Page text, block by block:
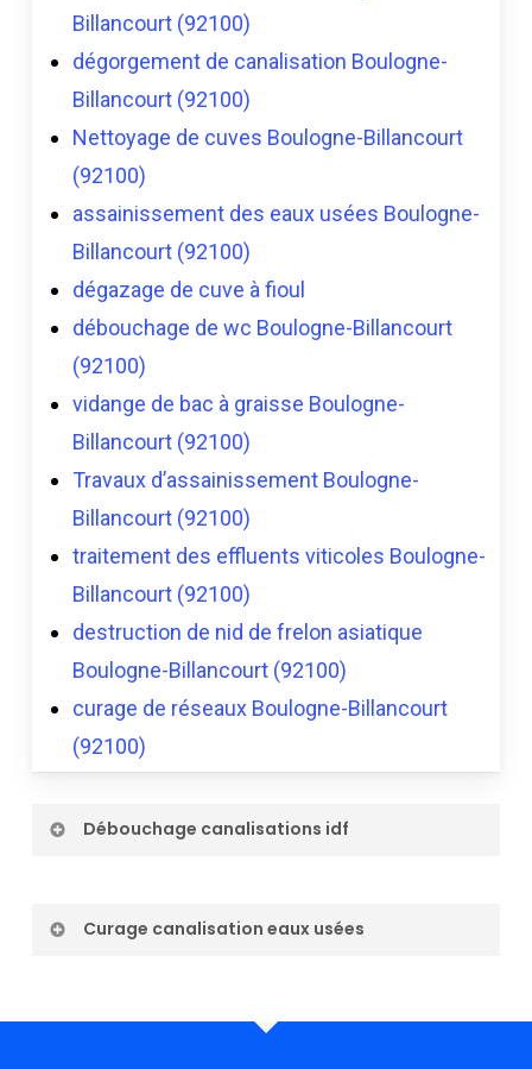
Billancourt (92100)
dégorgement de canalisation Boulogne-
Billancourt (92100)
Nettoyage de cuves Boulogne-Billancourt
(92100)
assainissement des eaux usées Boulogne-
Billancourt (92100)
dégazage de cuve à fioul
débouchage de wc Boulogne-Billancourt
(92100)
vidange de bac à graisse Boulogne-
Billancourt (92100)
Travaux d’assainissement Boulogne-
Billancourt (92100)
traitement des effluents viticoles Boulogne-
Billancourt (92100)
destruction de nid de frelon asiatique
Boulogne-Billancourt (92100)
curage de réseaux Boulogne-Billancourt
(92100)
Débouchage canalisations idf
Curage canalisation eaux usées